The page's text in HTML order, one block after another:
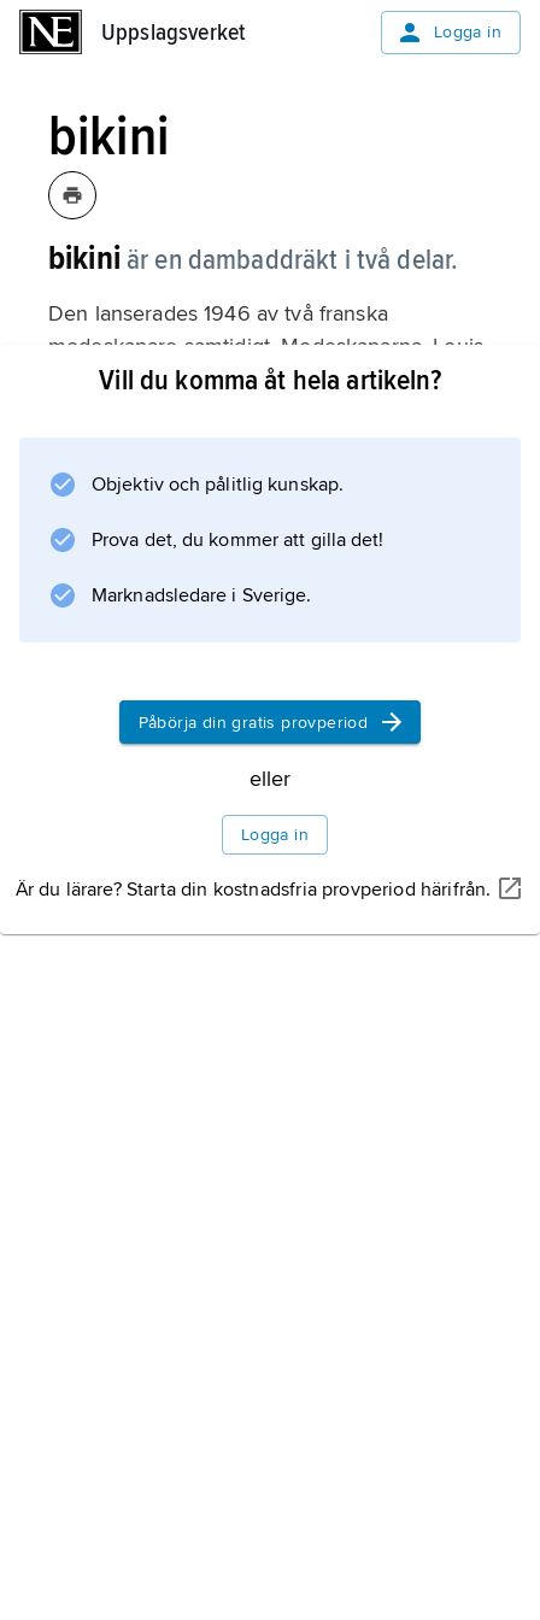
Uppslagsverket Logga in
bikini
bikini är en dambaddräkt i två delar.
Den lanserades 1946 av två franska
modeskapare samtidigt. Modeskaparna, Louis
Réard och Jacques Heim, arbetade inte
börjat med kärnvapenprov på ön Bikini. Innan
Vill du komma åt hela artikeln?
Objektiv och pålitlig kunskap.
Prova det, du kommer att gilla det!
Marknadsledare i Sverige.
Påbörja din gratis provperiod
eller
Logga in
Är du lärare? Starta din kostnadsfria provperiod härifrån.